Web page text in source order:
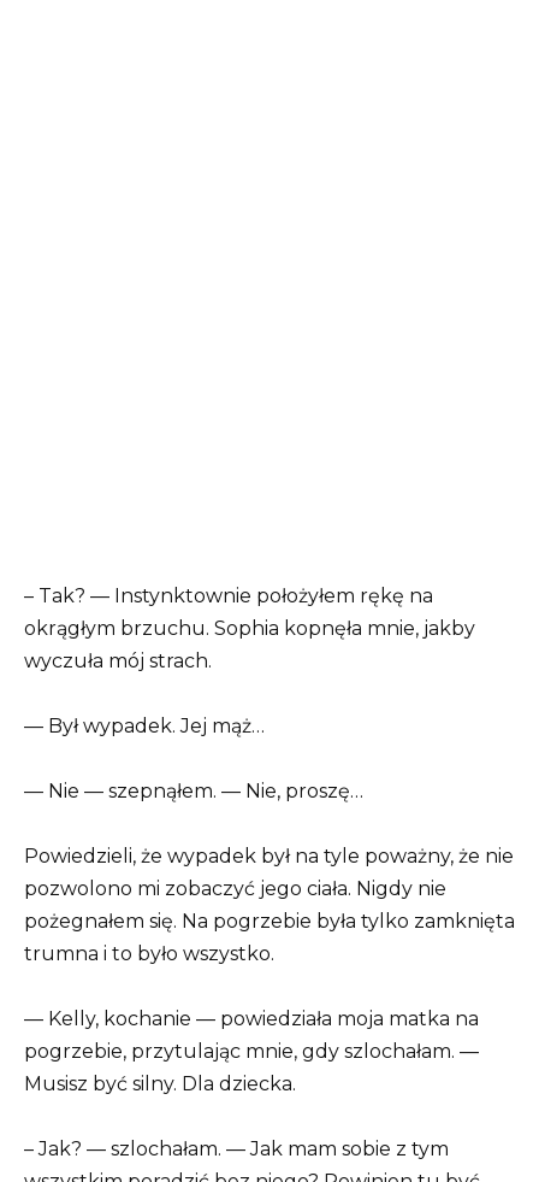
– Tak? — Instynktownie położyłem rękę na
okrągłym brzuchu. Sophia kopnęła mnie, jakby
wyczuła mój strach.
— Był wypadek. Jej mąż…
— Nie — szepnąłem. — Nie, proszę…
Powiedzieli, że wypadek był na tyle poważny, że nie
pozwolono mi zobaczyć jego ciała. Nigdy nie
pożegnałem się. Na pogrzebie była tylko zamknięta
trumna i to było wszystko.
— Kelly, kochanie — powiedziała moja matka na
pogrzebie, przytulając mnie, gdy szlochałam. —
Musisz być silny. Dla dziecka.
– Jak? — szlochałam. — Jak mam sobie z tym